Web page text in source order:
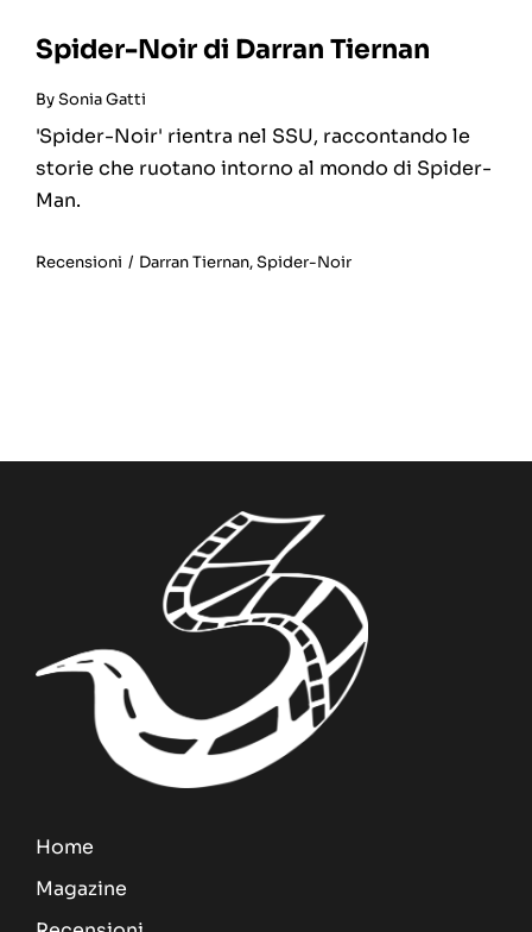
Spider-Noir di Darran Tiernan
BySonia Gatti
'Spider-Noir' rientra nel SSU, raccontando le
storie che ruotano intorno al mondo di Spider-
Man.
Recensioni / Darran Tiernan,Spider-Noir
Home
Magazine